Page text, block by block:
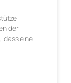
der
dass eine